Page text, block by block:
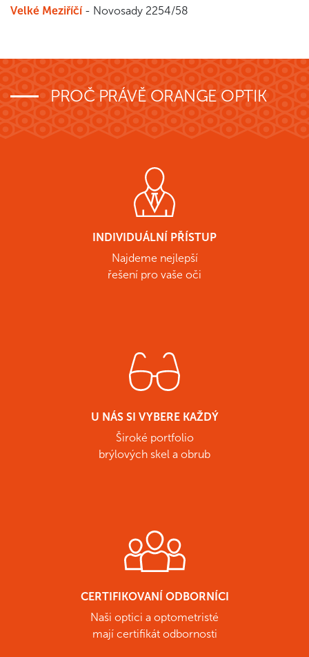
Velké Meziříčí- Novosady 2254/58
PROČ PRÁVĚ ORANGE OPTIK
INDIVIDUÁLNÍ PŘÍSTUP
Najdeme nejlepší
řešení pro vaše oči
U NÁS SI VYBERE KAŽDÝ
Široké portfolio
brýlových skel a obrub
CERTIFIKOVANÍ ODBORNÍCI
Naši optici a optometristé
mají certifikát odbornosti